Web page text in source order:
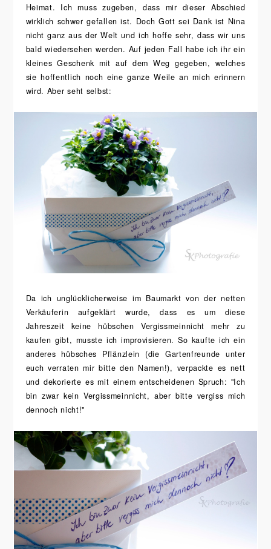
Heimat. Ich muss zugeben, dass mir dieser Abschied
wirklich schwer gefallen ist. Doch Gott sei Dank ist Nina
nicht ganz aus der Welt und ich hoffe sehr, dass wir uns
bald wiedersehen werden. Auf jeden Fall habe ich ihr ein
kleines Geschenk mit auf dem Weg gegeben, welches
sie hoffentlich noch eine ganze Weile an mich erinnern
wird. Aber seht selbst:
Da ich unglücklicherweise im Baumarkt von der netten
Verkäuferin aufgeklärt wurde, dass es um diese
Jahreszeit keine hübschen Vergissmeinnicht mehr zu
kaufen gibt, musste ich improvisieren. So kaufte ich ein
anderes hübsches Pflänzlein (die Gartenfreunde unter
euch verraten mir bitte den Namen!), verpackte es nett
und dekorierte es mit einem entscheidenen Spruch: "Ich
bin zwar kein Vergissmeinnicht, aber bitte vergiss mich
dennoch nicht!"